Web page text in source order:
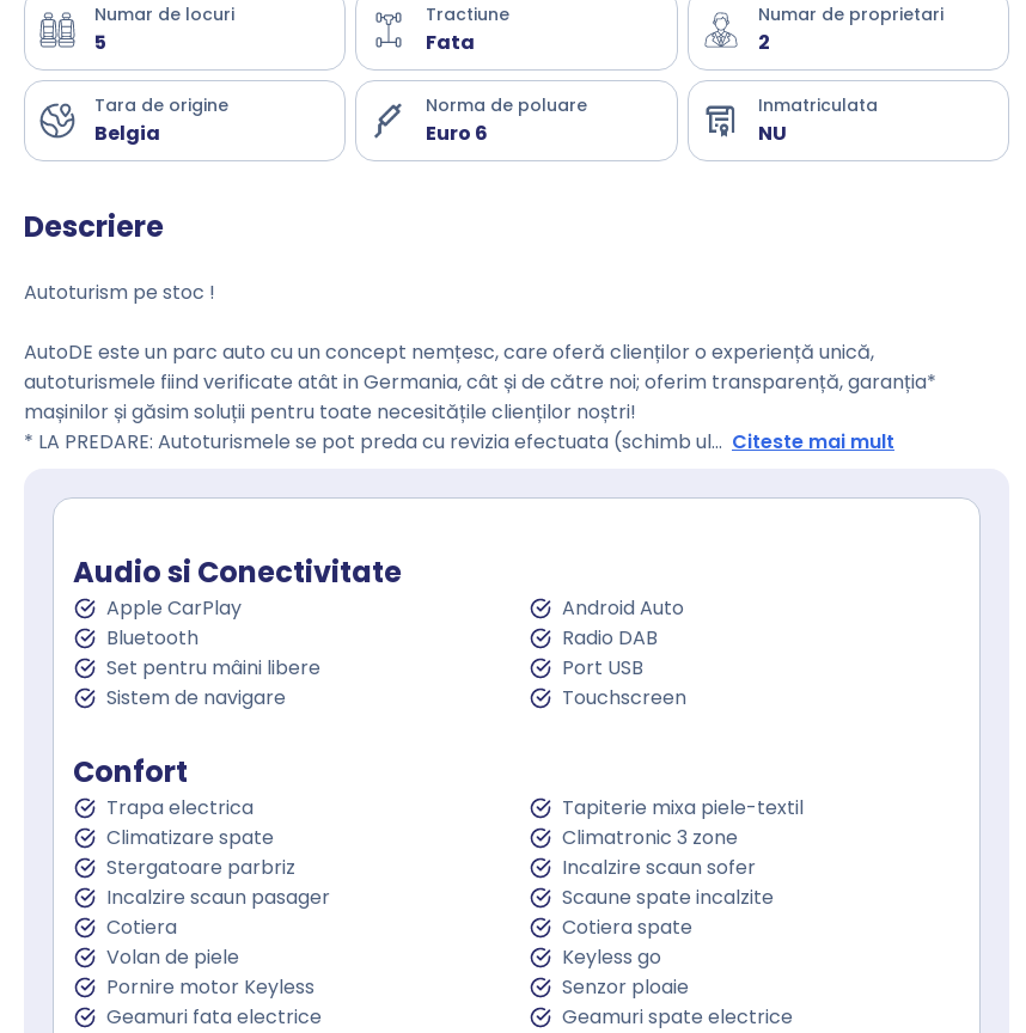
Numar de locuri
5
Tractiune
Fata
Numar de proprietari
2
Tara de origine
Belgia
Norma de poluare
Euro 6
Inmatriculata
NU
Descriere
Autoturism pe stoc !
AutoDE este un parc auto cu un concept nemțesc, care oferă clienților o experiență unică,
autoturismele fiind verificate atât in Germania, cât și de către noi; oferim transparență, garanția*
mașinilor și găsim soluții pentru toate necesitățile clienților noștri!
* LA PREDARE: Autoturismele se pot preda cu revizia efectuata (schimb ul... Citeste mai mult
Audio si Conectivitate
Apple CarPlay
Android Auto
Bluetooth
Radio DAB
Set pentru mâini libere
Port USB
Sistem de navigare
Touchscreen
Confort
Trapa electrica
Tapiterie mixa piele-textil
Climatizare spate
Climatronic 3 zone
Stergatoare parbriz
Incalzire scaun sofer
Incalzire scaun pasager
Scaune spate incalzite
Cotiera
Cotiera spate
Volan de piele
Keyless go
Pornire motor Keyless
Senzor ploaie
Geamuri fata electrice
Geamuri spate electrice